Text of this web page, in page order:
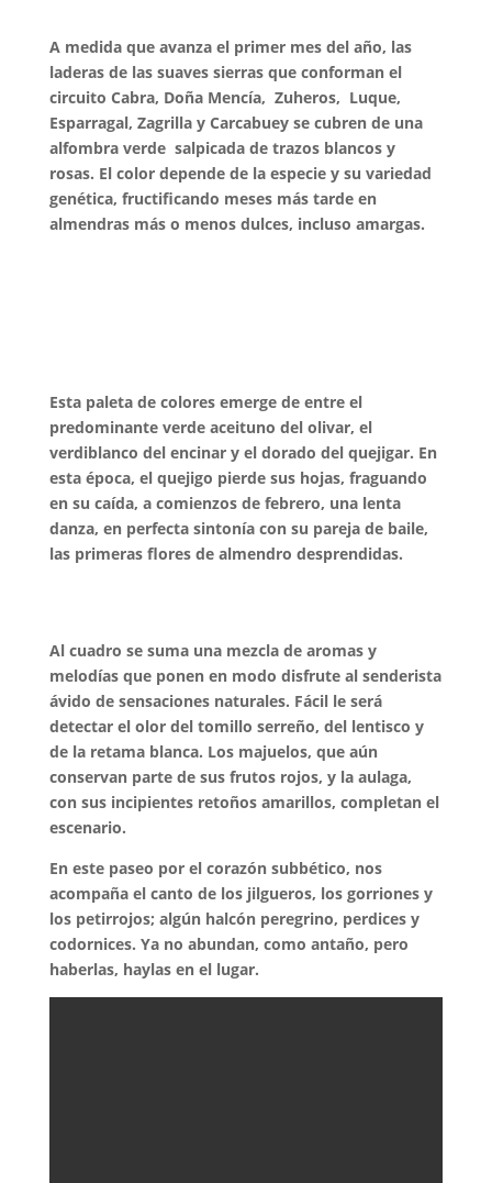
A medida que avanza el primer mes del año, las
laderas de las suaves sierras que conforman el
circuito Cabra, Doña Mencía, Zuheros, Luque,
Esparragal, Zagrilla y Carcabuey se cubren de una
alfombra verde salpicada de trazos blancos y
rosas. El color depende de la especie y su variedad
genética, fructificando meses más tarde en
almendras más o menos dulces, incluso amargas.
Esta paleta de colores emerge de entre el
predominante verde aceituno del olivar, el
verdiblanco del encinar y el dorado del quejigar. En
esta época, el quejigo pierde sus hojas, fraguando
en su caída, a comienzos de febrero, una lenta
danza, en perfecta sintonía con su pareja de baile,
las primeras flores de almendro desprendidas.
Al cuadro se suma una mezcla de aromas y
melodías que ponen en modo disfrute al senderista
ávido de sensaciones naturales. Fácil le será
detectar el olor del tomillo serreño, del lentisco y
de la retama blanca. Los majuelos, que aún
conservan parte de sus frutos rojos, y la aulaga,
con sus incipientes retoños amarillos, completan el
escenario.
En este paseo por el corazón subbético, nos
acompaña el canto de los jilgueros, los gorriones y
los petirrojos; algún halcón peregrino, perdices y
codornices. Ya no abundan, como antaño, pero
haberlas, haylas en el lugar.